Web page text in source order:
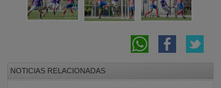
NOTICIAS RELACIONADAS